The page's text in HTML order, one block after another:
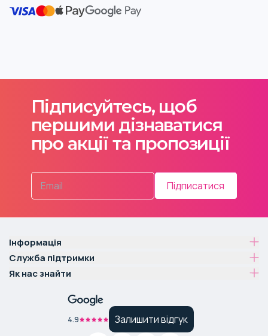
Підписуйтесь, щоб
першими дізнаватися
про акції та пропозиції
Підписатися
Інформація
Служба підтримки
Як нас знайти
4.9 Залишити відгук